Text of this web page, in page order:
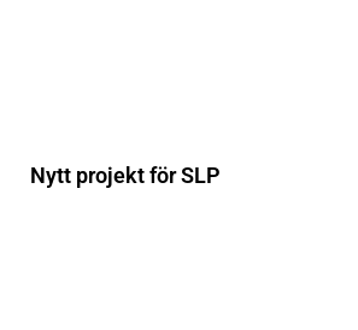
Nytt projekt för SLP